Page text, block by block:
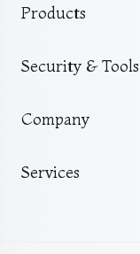
Products
Security & Tools
Company
Services